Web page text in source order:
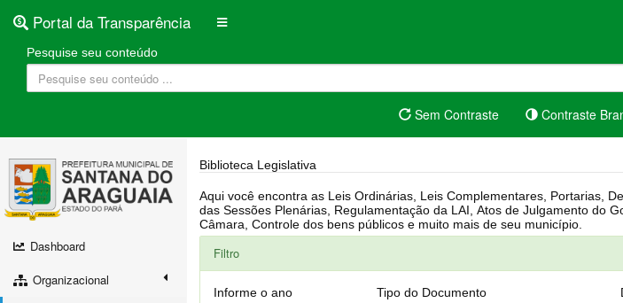
Portal da Transparência
Pesquise seu conteúdo
Sem Contraste Contraste
Dashboard
Organizacional
Biblioteca Legislativa
Aqui você encontra as Leis Ordinárias, Leis Complementares, Portarias, Decretos, Atas, PPA, LDO, LOA, RREO, Resoluções, RGF, Lei Orgânica, Regimento Interno, Pauta
das Sessões Plenárias, Regulamentação da LAI, Atos de Julgamento do Governo, Agenda Externa do presidente, Relatório do Controle Interno, Projetos em tramitação na
Câmara, Controle dos bens públicos e muito mais de seu município.
Filtro
Informe o ano Tipo do Documento